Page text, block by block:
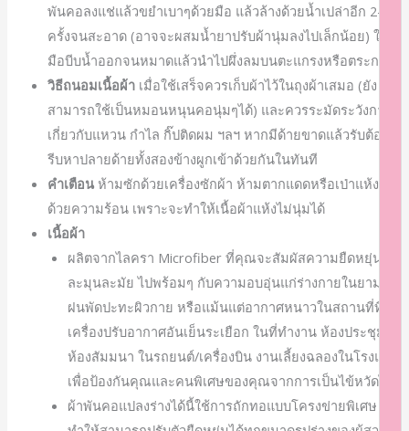
พันคอลงแช่แล้วขยำเบาๆด้วยมือ แล้วล้างด้วยน้ำเปล่าอีก 2-3
ครั้งจนสะอาด (อาจจะผสมน้ำยาปรับผ้านุ่มลงไปเล็กน้อย) ใช้
มือบีบน้ำออกจนหมาดแล้วนำไปผึ่งลมบนตะแกรงหรือตระกร้า
วิธีถนอมเนื้อผ้าเมื่อใช้เสร็จควรเก็บผ้าไว้ในถุงผ้าเสมอ (ยัง
สามารถใช้เป็นหมอนหนุนคอนุ่มๆได้) และควรระมัดระวังการ
เกี่ยวกับแหวน กำไล กิ๊ปติดผม ฯลฯ หากมีด้ายขาดแล้วรับต้อง
รีบหาปลายด้ายทั้งสองข้างผูกเข้าด้วยกันในทันที
คำเตือนห้ามซักด้วยเครื่องซักผ้า ห้ามตากแดดหรือเป่าแห้ง
ด้วยความร้อน เพราะจะทำให้เนื้อผ้าแห้งไม่นุ่มได้
เนื้อผ้า
ผลิตจากไลครา Microfiber ที่คุณจะสัมผัสความยืดหยุ่นนุ่ม
ละมุนละมัย ไปพร้อมๆ กับความอบอุ่นแก่ร่างกายในยามลม
ฝนพัดปะทะผิวกาย หรือแม้นแต่อากาศหนาวในสถานที่ที่ใช้
เครื่องปรับอากาศอันเย็นระเยือก ในที่ทำงาน ห้องประชุม
ห้องสัมมนา ในรถยนต์/เครื่องบิน งานเลี้ยงฉลองในโรงแรม
เพื่อป้องกันคุณและคนพิเศษของคุณจากการเป็นไข้หวัดได้
ผ้าพันคอแปลงร่างได้นี้ใช้การถักทอแบบโครงข่ายพิเศษ